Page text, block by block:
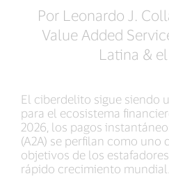
Por Leonardo J.
Value Added
Latina &
El ciberdelito sigue siendo
para el ecosistema
2026, los pagos
(A2A) se perfilan como uno
objetivos de los
rápido crecimiento mundial.